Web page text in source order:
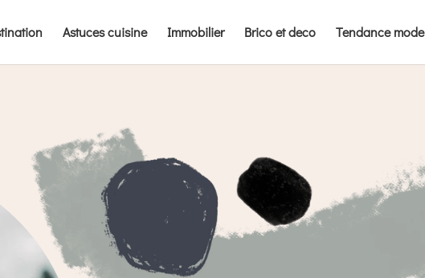
Astuces cuisine Immobilier Brico et deco Tendance mode